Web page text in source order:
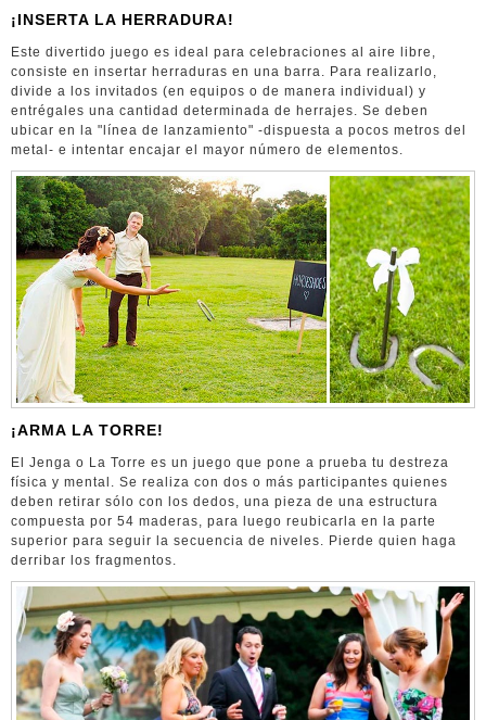
¡INSERTA LA HERRADURA!
Este divertido juego es ideal para celebraciones al aire libre,
consiste en insertar herraduras en una barra. Para realizarlo,
divide a los invitados (en equipos o de manera individual) y
entrégales una cantidad determinada de herrajes. Se deben
ubicar en la "línea de lanzamiento" -dispuesta a pocos metros del
metal- e intentar encajar el mayor número de elementos.
¡ARMA LA TORRE!
El Jenga o La Torre es un juego que pone a prueba tu destreza
física y mental. Se realiza con dos o más participantes quienes
deben retirar sólo con los dedos, una pieza de una estructura
compuesta por 54 maderas, para luego reubicarla en la parte
superior para seguir la secuencia de niveles. Pierde quien haga
derribar los fragmentos.